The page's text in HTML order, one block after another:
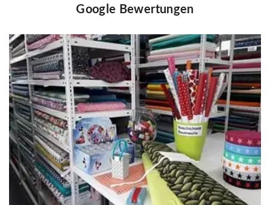
Google Bewertungen